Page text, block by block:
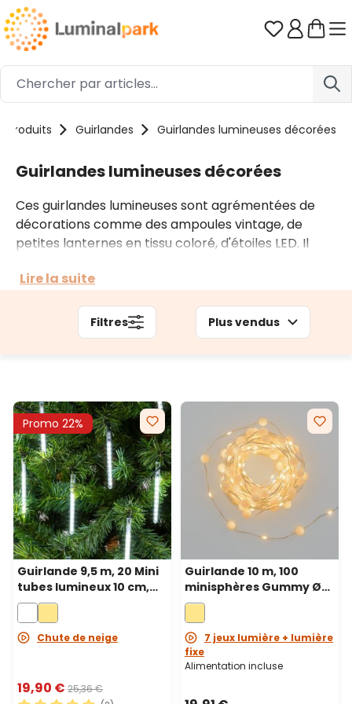
Passer au contenu principal Vous avez
Produits Guirlandes Guirlandes lumineuses décorées
Guirlandes lumineuses décorées
Ces guirlandes lumineuses sont agrémentées de
décorations comme des ampoules vintage, de
petites lanternes en tissu coloré, d'étoiles LED. Il
pommes de pin, boules de Noël et d'autres motifs.
celles à piles pour l'intérieur et sur prise pour
l'extérieur.
Lire la suite
Filtres Plus vendus
Promo 22%
Guirlande 9,5 m, 20 Mini
tubes lumineux 10 cm,
200 led blanc froid,
câble vert
Chute de neige
19,90 € 25,36 €
Guirlande 10 m, 100
minisphères Gummy Ø
10 mm, microled blanc
chaud, câble métal
argenté
7 jeux lumière + lumière
fixe
Alimentation incluse